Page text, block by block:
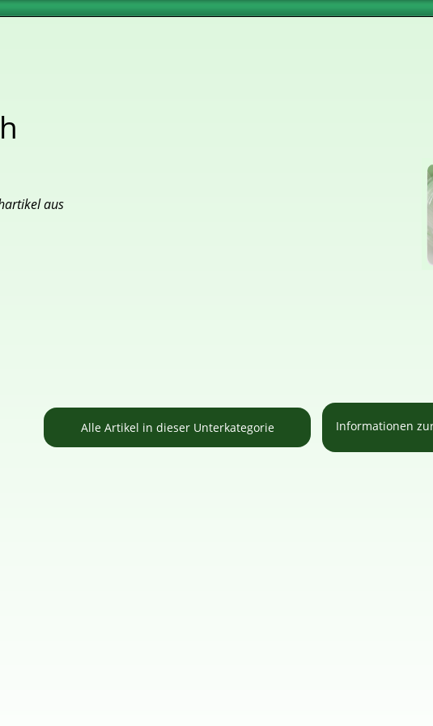
aus
Alle Artikel in dieser Unterkategorie Informationen